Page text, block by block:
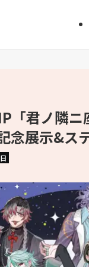
「君ノ隣
念展示&ス